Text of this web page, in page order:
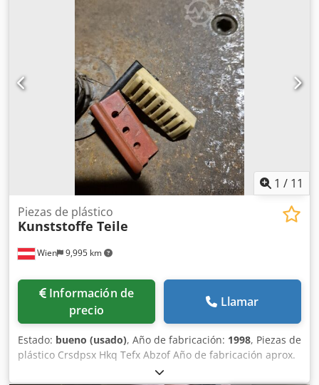
1 / 11
Wien 9,995 km
Piezas de plástico
Kunststoffe Teile
Información de
precio
Llamar
Estado: bueno (usado), Año de fabricación: 1998, Piezas de
plástico Crsdpsx Hkq Tefx Abzof Año de fabricación aprox.